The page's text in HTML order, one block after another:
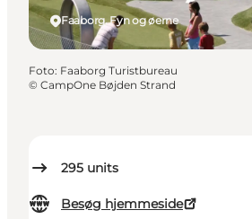
295 units
Besøg hjemmeside
Faaborg, Fyn og øerne
Foto: Faaborg Turistbureau
© CampOne Bøjden Strand